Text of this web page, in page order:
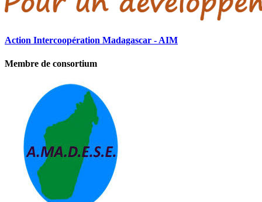
Action Intercoopération Madagascar - AIM
Membre de consortium